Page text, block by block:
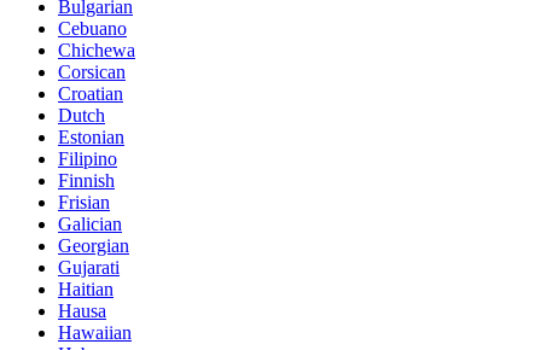
Bulgarian
Cebuano
Chichewa
Corsican
Croatian
Dutch
Estonian
Filipino
Finnish
Frisian
Galician
Georgian
Gujarati
Haitian
Hausa
Hawaiian